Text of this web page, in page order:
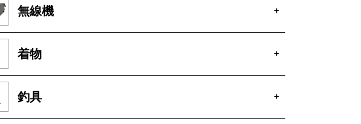
無線機 +
着物 +
釣具 +